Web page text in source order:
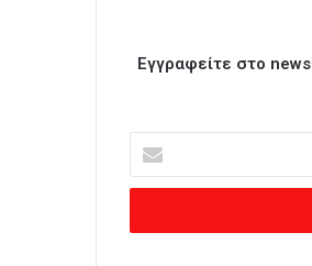
Εγγραφείτε στο
σ
γ